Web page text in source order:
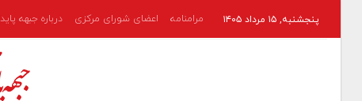
پنجشنبه, ۱۵ مرداد ۱۴۰۵ مرامنامه اعضای شورای مرکزی درباره جبهه